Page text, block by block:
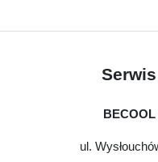
ul.